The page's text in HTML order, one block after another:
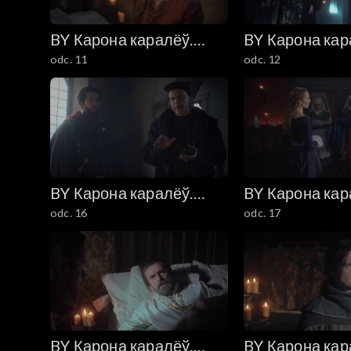
BY Карона каралёў.
Ягелоны (Korona
królów. Jagiellonowie)
odc. 11
BY Карона
Ягелоны
królów.
odc. 12
BY Карона каралёў.
Ягелоны (Korona
królów. Jagiellonowie)
odc. 16
BY Карона
Ягелоны
królów.
odc. 17
BY Карона каралёў.
BY Карона